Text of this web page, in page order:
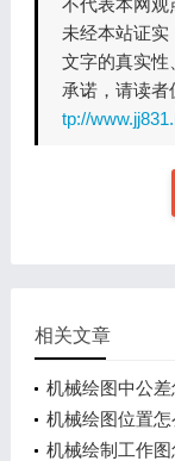
不代表本网观
未经本站证实
文字的真实性
承诺，请读者
tp://
相关文章
机械绘图中公
机械绘图位置
机械绘制工作